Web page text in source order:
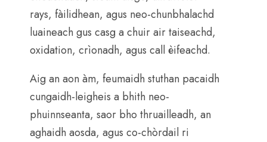
rays, fàilidhean, agus neo-chunbhalachd
luaineach gus casg a chuir air taiseachd,
oxidation, crìonadh, agus call èifeachd.
Aig an aon àm, feumaidh stuthan pacaidh
cungaidh-leigheis a bhith neo-
phuinnseanta, saor bho thruailleadh, an
aghaidh aosda, agus co-chòrdail ri